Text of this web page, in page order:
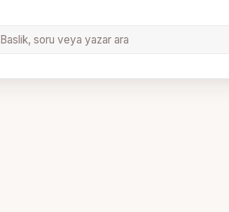
Baslik, soru veya yazar ara